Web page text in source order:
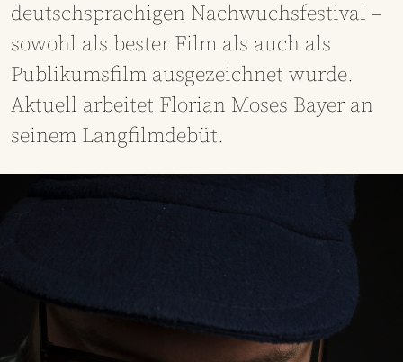
deutschsprachigen Nachwuchsfestival –
sowohl als bester Film als auch als
Publikumsfilm ausgezeichnet wurde.
Aktuell arbeitet Florian Moses Bayer an
seinem Langfilmdebüt.